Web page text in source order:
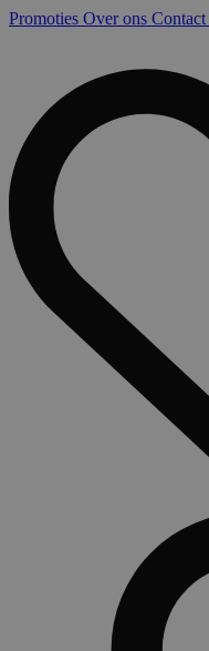
Promoties Over ons Contact